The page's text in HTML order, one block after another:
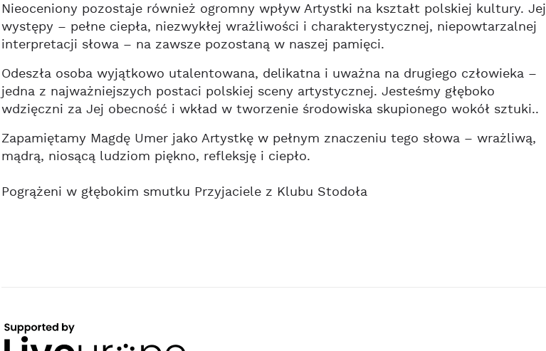
Nieoceniony pozostaje również ogromny wpływ Artystki na kształt polskiej kultury. Jej
występy – pełne ciepła, niezwykłej wrażliwości i charakterystycznej, niepowtarzalnej
interpretacji słowa – na zawsze pozostaną w naszej pamięci.
Odeszła osoba wyjątkowo utalentowana, delikatna i uważna na drugiego człowieka –
jedna z najważniejszych postaci polskiej sceny artystycznej. Jesteśmy głęboko
wdzięczni za Jej obecność i wkład w tworzenie środowiska skupionego wokół sztuki..
Zapamiętamy Magdę Umer jako Artystkę w pełnym znaczeniu tego słowa – wrażliwą,
mądrą, niosącą ludziom piękno, refleksję i ciepło.
Pogrążeni w głębokim smutku Przyjaciele z Klubu Stodoła